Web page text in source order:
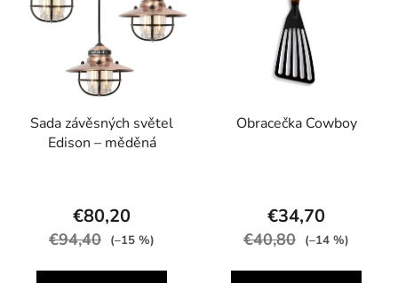
Sada závěsných světel
Edison – měděná
€80,20
€94,40 (–15 %)
Obracečka Cowboy
€34,70
€40,80 (–14 %)